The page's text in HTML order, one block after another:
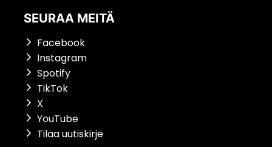
SEURAA MEITÄ
Facebook
Instagram
Spotify
TikTok
X
YouTube
Tilaa uutiskirje